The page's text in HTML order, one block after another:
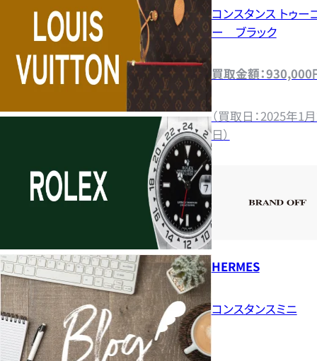
コンスタンス トゥー
ー ブラック
買取金額：930,000
（買取日：2025年1
日）
HERMES
コンスタンスミニ